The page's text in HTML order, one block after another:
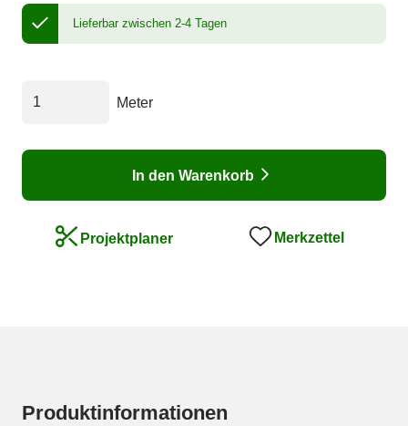
Lieferbar zwischen 2-4 Tagen
Meter
In den Warenkorb
Projektplaner Merkzettel
Produktinformationen